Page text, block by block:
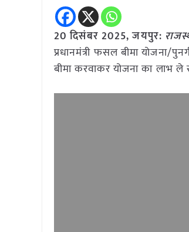
20 दिसंबर 2025, जयपुर:
प्रधानमंत्री फसल बीमा
बीमा करवाकर योजना का लाभ